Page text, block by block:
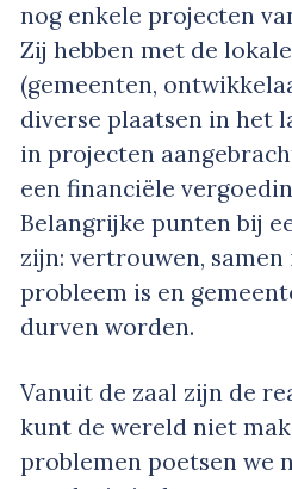
nog enkele projecten
Zij hebben met de
(gemeenten,
diverse plaatsen in het
in projecten
een financiële
Belangrijke punten bij
zijn: vertrouwen,
probleem is en
durven worden.
Vanuit de zaal zijn de
kunt de wereld niet
problemen poetsen we